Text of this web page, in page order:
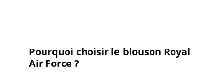
Pourquoi choisir le blouson Royal
Air Force ?